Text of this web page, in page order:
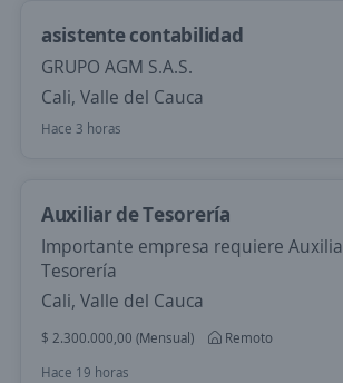
asistente contabilidad
GRUPO AGM S.A.S.
Cali, Valle del Cauca
Hace 3 horas
Auxiliar de Tesorería
Importante empresa requiere
Tesorería
Cali, Valle del Cauca
$ 2.300.000,00 (Mensual)
Remoto
Hace 19 horas